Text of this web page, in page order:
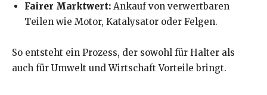
Fairer Marktwert: Ankauf von verwertbaren
Teilen wie Motor, Katalysator oder Felgen.
So entsteht ein Prozess, der sowohl für Halter als
auch für Umwelt und Wirtschaft Vorteile bringt.